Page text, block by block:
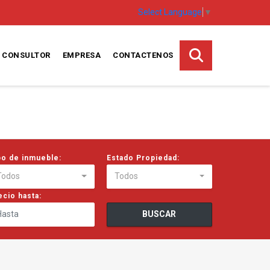
Select Language ▼
CONSULTOR EMPRESA CONTACTENOS
de inmueble: Estado Propiedad:
Todos
hasta:
BUSCAR